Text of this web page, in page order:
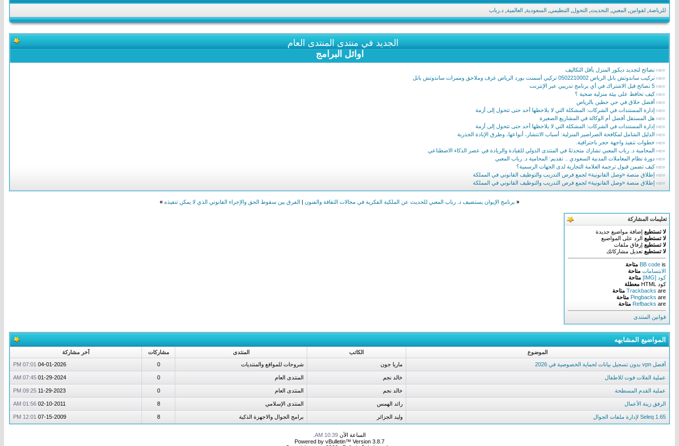
للرياضة لقوانين المعبي التحديث التحول التنظيمي السعودية العالمية د.رباب
الجديد في منتدى المنتدى العام
اوائل البرامج
نصائح لتجديد ديكور المنزل بأقل التكاليف
تركيب ساندوتش بانل الرياض 0502210002 تركيي أسمنت بورد الرياض غرف وملاحق وممرات ساندوتش بانل
5 نصائح قبل الاشتراك في أي برنامج تدريبي عبر الإنترنت
كيف تحافظ على بيئة منزلية صحية ؟
أفضل حلاق في حي حطين بالرياض
إدارة المستندات في الشركات: المشكلة التي لا يلاحظها أحد حتى تتحول إلى أزمة
هل المستقل أفضل أم الوكالة في المشاريع الصغيرة
إدارة المستندات في الشركات: المشكلة التي لا يلاحظها أحد حتى تتحول إلى أزمة
الدليل الشامل لمكافحة الصراصير المنزلية: أسباب الانتشار، أنواعها، وطرق الإبادة الجذرية
خطوات تنفيذ واجهة حجر باحترافية.
المحامية د. رباب المعبي تشارك متحدثةً في المنتدى الدولي للقيادة والريادة في عصر الذكاء الاصطناعي
دورة نظام المعاملات المدنية السعودي .. تقديم: المحامية د. رباب المعبي
كيف تضمن قبول ترجمة العلامة التجارية لدى الجهات الرسمية؟
إطلاق منصة «وصل القانونية» لجمع فرص التدريب والتوظيف القانوني في المملكة
إطلاق منصة «وصل القانونية» لجمع فرص التدريب والتوظيف القانوني في المملكة
« برنامج الإيوان يستضيف د. رباب المعبي للحديث عن الملكية الفكرية في مجالات الثقافة والفنون | الفرق بين سقوط الحق والإجراء القانوني الذي لا يمكن تنفيذه »
تعليمات المشاركة
لا تستطيع إضافة مواضيع جديدة
لا تستطيع الرد على المواضيع
لا تستطيع إرفاق ملفات
لا تستطيع تعديل مشاركاتك
BB code is
متاحة
الابتسامات متاحة
كود [IMG]
متاحة
كود HTML
معطلة
Trackbacks are
متاحة
Pingbacks are
متاحة
Refbacks are متاحة
قوانين المنتدى
المواضيع المشابهه
الموضوع الكاتب المنتدى مشاركات
آخر مشاركة
أفضل vpn بدون تسجيل بيانات لحماية الخصوصية في 2026
ماريا جون شروحات للمواقع والمنتديات 0
04-01-2026
07:01 PM
عملية الفلات فوت للاطفال خالد نجم المنتدى العام 0
01-29-2024
07:45 AM
عملية القدم المسطحة خالد نجم المنتدى العام 0
11-29-2023
09:25 PM
الرفق زينة الأعمال رائد الهمس المنتدى الإسلامي 8
02-10-2011
01:56 AM
Seleq 1.65 لإدارة ملفات الجوال وليد الجزائر برامج الجوال والاجهزة الذكية 8
07-15-2009
12:01 PM
الساعة الآن 10:39 AM
Powered by vBulletin™ Version 3.8.7